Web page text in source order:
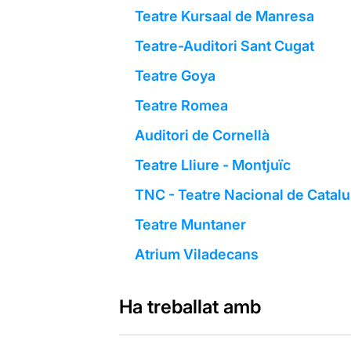
Teatre Kursaal de Manresa
Teatre-Auditori Sant Cugat
Teatre Goya
Teatre Romea
Auditori de Cornellà
Teatre Lliure - Montjuïc
TNC - Teatre Nacional de
Teatre Muntaner
Atrium Viladecans
Ha treballat amb